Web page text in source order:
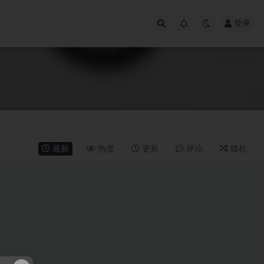
登录
最新 热度 更新 评论 随机